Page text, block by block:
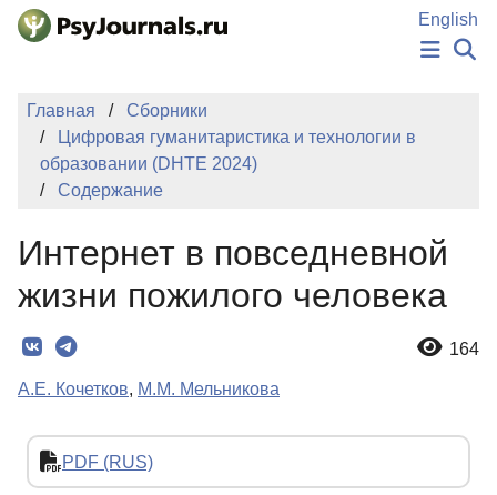
Перейти к основному содержанию
English
НОВОСТИ
АВТОРЫ
ПОДАТЬ РУКОПИСЬ
Регистрация
Вход
Главная
Сборники
Цифровая гуманитаристика и технологии в
образовании (DHTE 2024)
Содержание
Интернет в повседневной
жизни пожилого человека
164
А.Е. Кочетков, М.М. Мельникова
PDF (RUS)